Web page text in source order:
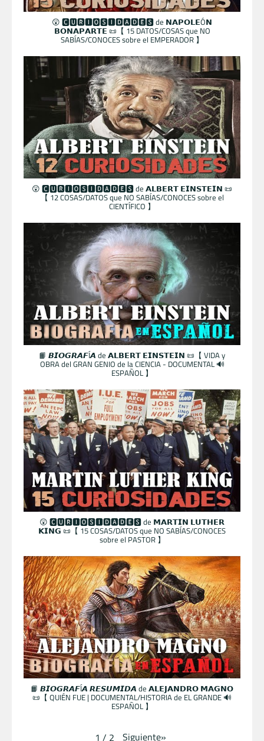
😲 🅲🆄🆁🅸🅾🆂🅸🅳🅰🅳🅴🆂 de 𝗡𝗔𝗣𝗢𝗟𝗘Ó𝗡
𝗕𝗢𝗡𝗔𝗣𝗔𝗥𝗧𝗘 📜【 15 DATOS/COSAS que NO
SABÍAS/CONOCES sobre el EMPERADOR 】
😲 🅲🆄🆁🅸🅾🆂🅸🅳🅰🅳🅴🆂 de 𝗔𝗟𝗕𝗘𝗥𝗧 𝗘𝗜𝗡𝗦𝗧𝗘𝗜𝗡 📜
【 12 COSAS/DATOS que NO SABÍAS/CONOCES sobre el
CIENTÍFICO 】
📙 𝘽𝙄𝙊𝙂𝙍𝘼𝙁Í𝘼 de 𝗔𝗟𝗕𝗘𝗥𝗧 𝗘𝗜𝗡𝗦𝗧𝗘𝗜𝗡 📜【 VIDA y
OBRA del GRAN GENIO de la CIENCIA - DOCUMENTAL 🔊
ESPAÑOL 】
😲 🅲🆄🆁🅸🅾🆂🅸🅳🅰🅳🅴🆂 de 𝗠𝗔𝗥𝗧𝗜𝗡 𝗟𝗨𝗧𝗛𝗘𝗥
𝗞𝗜𝗡𝗚 📜【 15 COSAS/DATOS que NO SABÍAS/CONOCES
sobre el PASTOR 】
📙 𝘽𝙄𝙊𝙂𝙍𝘼𝙁Í𝘼 𝙍𝙀𝙎𝙐𝙈𝙄𝘿𝘼 de 𝗔𝗟𝗘𝗝𝗔𝗡𝗗𝗥𝗢 𝗠𝗔𝗚𝗡𝗢
📜【 QUIÉN FUE | DOCUMENTAL/HISTORIA de EL GRANDE 🔊
ESPAÑOL 】
1 / 2 Siguiente»